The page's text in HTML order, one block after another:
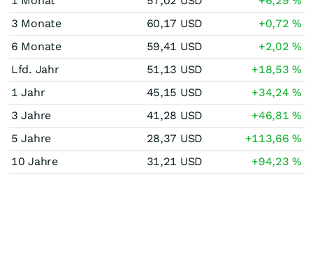
3 Monate
60,17 USD +0,72%
6 Monate
59,41 USD +2,02%
Lfd. Jahr
51,13 USD +18,53%
1 Jahr
45,15 USD +34,24%
3 Jahre
41,28 USD +46,81%
5 Jahre
28,37 USD +113,66%
10 Jahre
31,21 USD +94,23%